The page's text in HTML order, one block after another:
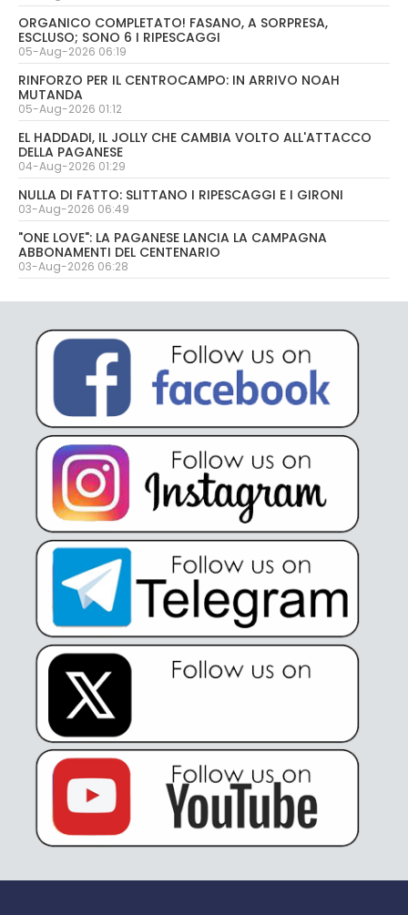
ORGANICO COMPLETATO! FASANO, A SORPRESA,
ESCLUSO; SONO 6 I RIPESCAGGI
05-Aug-2026 06:19
RINFORZO PER IL CENTROCAMPO: IN ARRIVO NOAH
MUTANDA
05-Aug-2026 01:12
EL HADDADI, IL JOLLY CHE CAMBIA VOLTO ALL'ATTACCO
DELLA PAGANESE
04-Aug-2026 01:29
NULLA DI FATTO: SLITTANO I RIPESCAGGI E I GIRONI
03-Aug-2026 06:49
"ONE LOVE": LA PAGANESE LANCIA LA CAMPAGNA
ABBONAMENTI DEL CENTENARIO
03-Aug-2026 06:28